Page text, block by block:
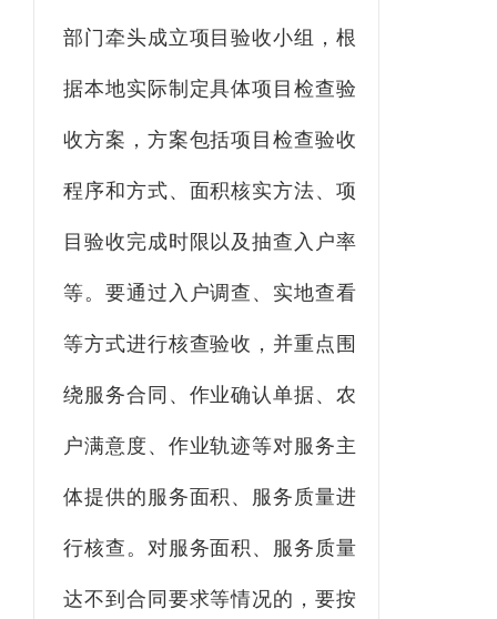
部门 牵头成立项目验收小组，根
据本地实际制定具体项目检查验
收方案，方案包括项目检查验收
程序和方式、面积核实方法、项
目验收完成时限以及抽查入户率
等。要通过入户调查、实地查看
等方式进行核查验收， 并重点围
绕服务合同、作业确认单据、农
户满意度、作业轨迹等对服务主
体提供的服务面积、服务质量进
行核查。对服务面积、服务质量
达不到合同要求等情况的，要按